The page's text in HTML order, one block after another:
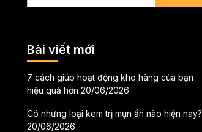
Bài viết mới
7 cách giúp hoạt động kho hàng của bạn
hiệu quả hơn 20/06/2026
Có những loại kem trị mụn ẩn nào hiện nay?
20/06/2026